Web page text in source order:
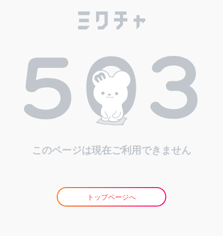
このページは現在ご利用できません